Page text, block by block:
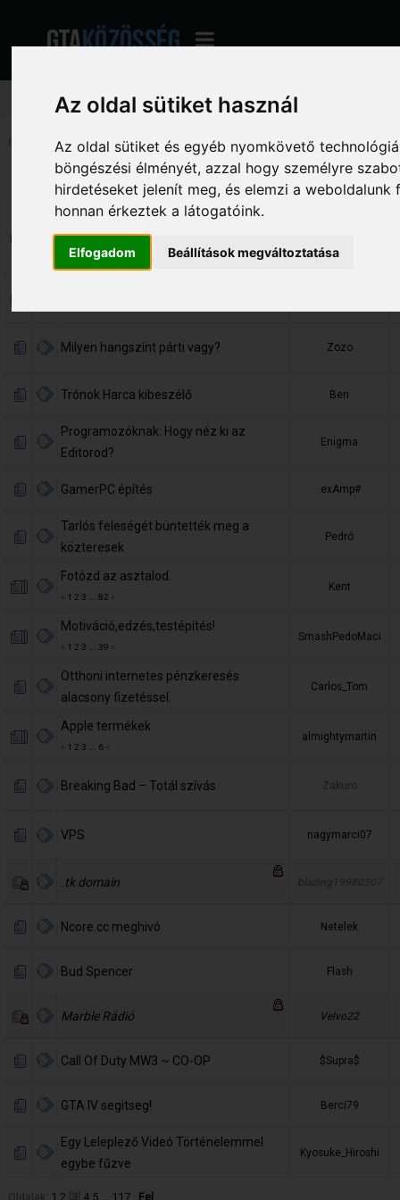
Az oldal sütiket használ
Az oldal sütiket és egyéb nyomkövető
böngészési élményét, azzal hogy személyre
hirdetéseket jelenít meg, és elemzi a
honnan érkeztek a látogatóink.
Elfogadom Beállítások megváltoztatása
Oldalak: 1 2[3 ]4 5 ... 117 Le
Téma Indította
Mi a véleményed az előtted
hozzászólóról?
123...9»
Milyen hangszínt párti vagy? Zozo
Trónok Harca kibeszélő Ben
Programozóknak: Hogy néz ki az
Editorod?
Enigma
GamerPC építés .exAmp#
Tarlós feleségét büntették meg a
közteresek
Pedró
Fotózd az asztalod.
1 2 3 82
Kent
Motiváció,edzés,testépítés!
1 2 3 39
SmashPedoMaci
Otthoni internetes pénzkeresés
alacsony fizetéssel.
Carlos_Tom
Apple termékek
1 2 3 6
almightymartin
Breaking Bad – Totál szívás Zakuro
VPS nagymarci07
.tk domain blazing19980307
Ncore.cc meghivó Netelek
Bud Spencer Flash
Marble Rádió Velvo22
Call Of Duty MW3 ~ CO-OP $Supra$
GTA IV segitseg! Berci79
Egy Leleplező Videó Történelemmel
egybe fűzve
Kyosuke_Hiroshi
Oldalak: 1 2 3 4 5 ... 117 Fel